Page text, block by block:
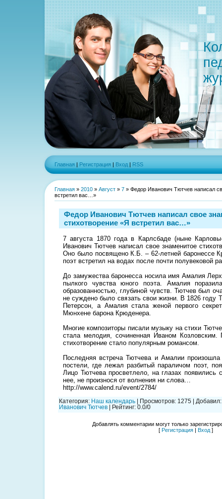
Главная | Регистрация | Вход | RSS
Главная » 2010 » Август » 7 » Федор Иванович Тютчев написал
встретил вас…»
Федор Иванович Тютчев написал свое
стихотворение «Я встретил вас…»
7 августа 1870 года в Карлсбаде (ныне
Иванович Тютчев написал свое знаменитое
Оно было посвящено К.Б. – 62-летней баронессе
поэт встретил на водах после почти полувековой
До замужества баронесса носила имя Амалия
пылкого чувства юного поэта. Амалия
образованностью, глубиной чувств. Тютчев был
не суждено было связать свои жизни. В 1826 году
Петерсон, а Амалия стала женой первого
Мюнхене барона Крюденера.
Многие композиторы писали музыку на стихи
стала мелодия, сочиненная Иваном
стихотворение стало популярным романсом.
Последняя встреча Тютчева и Амалии
постели, где лежал разбитый параличом поэт,
Лицо Тютчева просветлело, на глазах
нее, не произнося от волнения ни слова…
http://www.calend.ru/event/2784/
Категория: Наш календарь Просмотров: 1275 Добавил:
Иванович Тютчев
Рейтинг: 0.0/0
Добавлять комментарии могут только
[ Регистрация | Вход ]